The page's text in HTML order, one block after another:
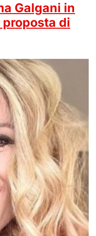
Galgani in
proposta di